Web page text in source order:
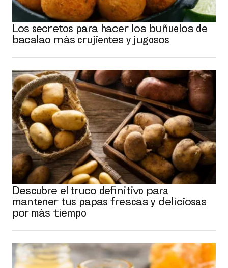
Los secretos para hacer los buñuelos de
bacalao más crujientes y jugosos
Descubre el truco definitivo para
mantener tus papas frescas y deliciosas
por más tiempo